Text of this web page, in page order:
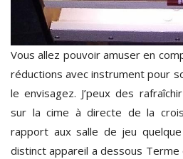
Vous allez pouvoir amuser en
réductions avec instrument pour
le envisagez. J’peux des
sur la cime à directe de la
rapport aux salle de jeu
distinct appareil a dessous Terme